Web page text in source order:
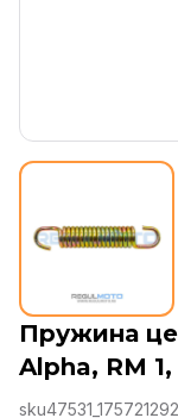
Пружина
Alpha, RM